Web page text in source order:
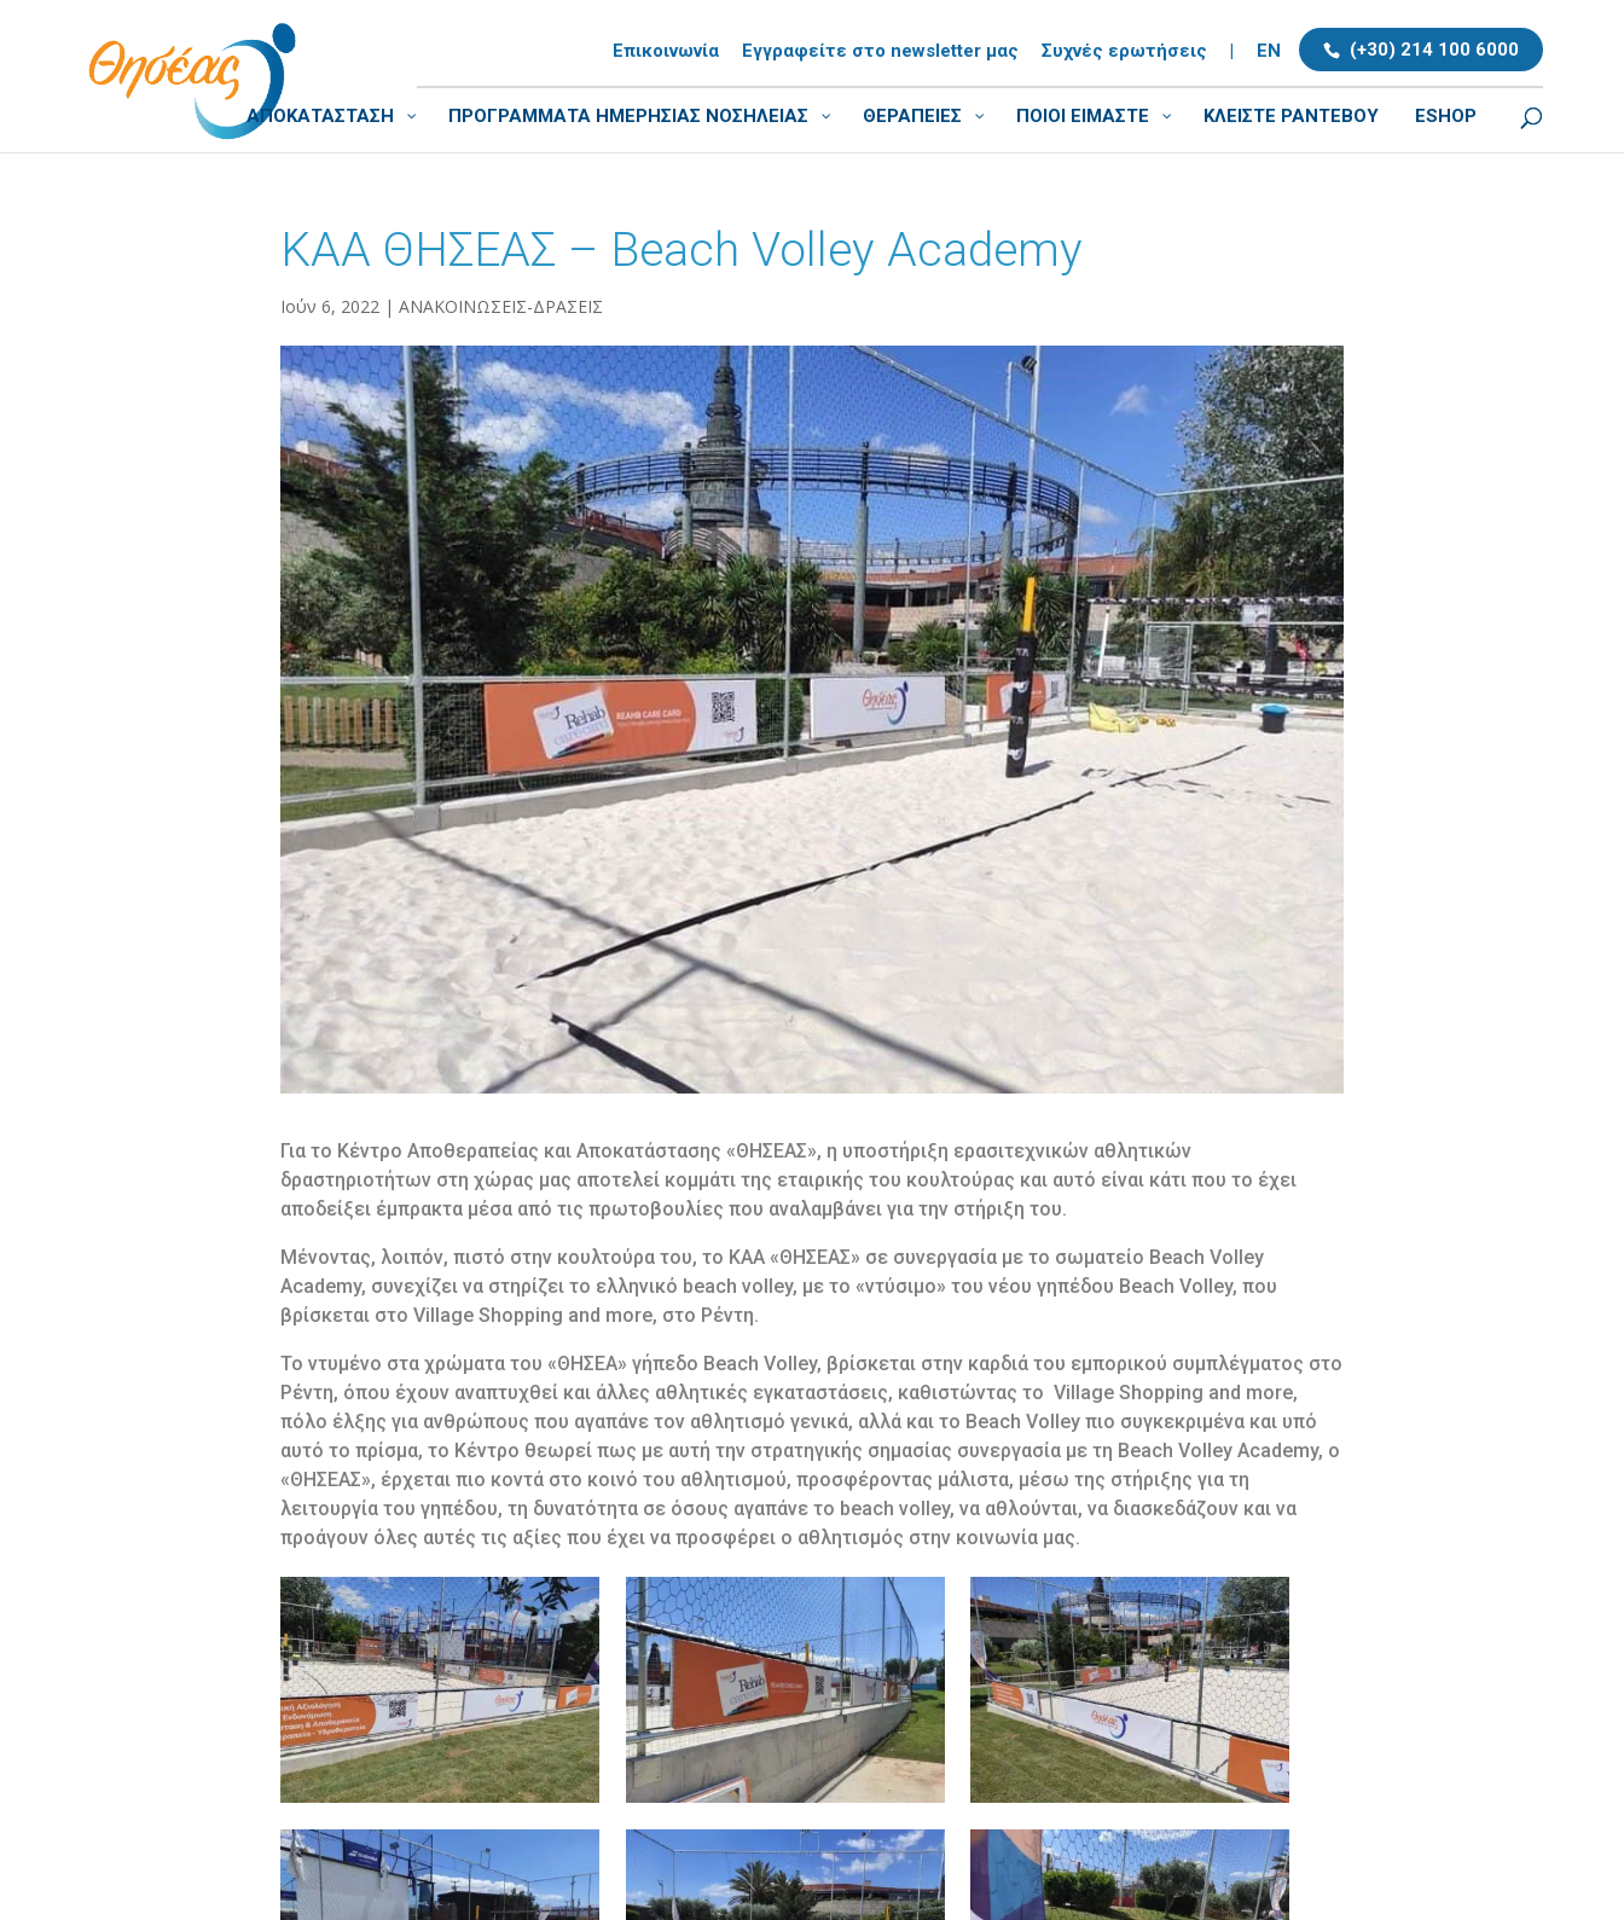
(+30) 214 100 6000
Επικοινωνία Εγγραφείτε στο newsletter μας Συχνές ερωτήσεις | EN
ΑΠΟΚΑΤΑΣΤΑΣΗ ΠΡΟΓΡΑΜΜΑΤΑ ΗΜΕΡΗΣΙΑΣ ΝΟΣΗΛΕΙΑΣ ΘΕΡΑΠΕΙΕΣ ΠΟΙΟΙ ΕΙΜΑΣΤΕ ΚΛΕΊΣΤΕ ΡΑΝΤΕΒΟΎ ESHOP
ΚΑΑ ΘΗΣΕΑΣ – Beach Volley Academy
Ιούν 6, 2022 | ΑΝΑΚΟΙΝΩΣΕΙΣ-ΔΡΑΣΕΙΣ
Για το Κέντρο Αποθεραπείας και Αποκατάστασης «ΘΗΣΕΑΣ», η υποστήριξη ερασιτεχνικών αθλητικών
δραστηριοτήτων στη χώρας μας αποτελεί κομμάτι της εταιρικής του κουλτούρας και αυτό είναι κάτι που το έχει
αποδείξει έμπρακτα μέσα από τις πρωτοβουλίες που αναλαμβάνει για την στήριξη του.
Μένοντας, λοιπόν, πιστό στην κουλτούρα του, το ΚΑΑ «ΘΗΣΕΑΣ» σε συνεργασία με το σωματείο Beach Volley
Academy, συνεχίζει να στηρίζει το ελληνικό beach volley, με το «ντύσιμο» του νέου γηπέδου Beach Volley, που
βρίσκεται στο Village Shopping and more, στο Ρέντη.
Το ντυμένο στα χρώματα του «ΘΗΣΕΑ» γήπεδο Beach Volley, βρίσκεται στην καρδιά του εμπορικού συμπλέγματος στο
Ρέντη, όπου έχουν αναπτυχθεί και άλλες αθλητικές εγκαταστάσεις, καθιστώντας το Village Shopping and more,
πόλο έλξης για ανθρώπους που αγαπάνε τον αθλητισμό γενικά, αλλά και το Beach Volley πιο συγκεκριμένα και υπό
αυτό το πρίσμα, το Κέντρο θεωρεί πως με αυτή την στρατηγικής σημασίας συνεργασία με τη Beach Volley Academy, ο
«ΘΗΣΕΑΣ», έρχεται πιο κοντά στο κοινό του αθλητισμού, προσφέροντας μάλιστα, μέσω της στήριξης για τη
λειτουργία του γηπέδου, τη δυνατότητα σε όσους αγαπάνε το beach volley, να αθλούνται, να διασκεδάζουν και να
προάγουν όλες αυτές τις αξίες που έχει να προσφέρει ο αθλητισμός στην κοινωνία μας.